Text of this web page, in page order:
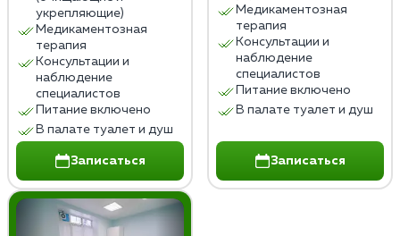
укрепляющие)
Медикаментозная
терапия
Консультации и
наблюдение
специалистов
Питание включено
В палате туалет и душ
Записаться
Медикаментозная
терапия
Консультации и
наблюдение
специалистов
Питание включено
В палате туалет и душ
Записаться